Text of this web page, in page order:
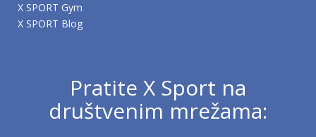
X SPORT Gym
X SPORT Blog
Pratite X Sport na
društvenim mrežama: